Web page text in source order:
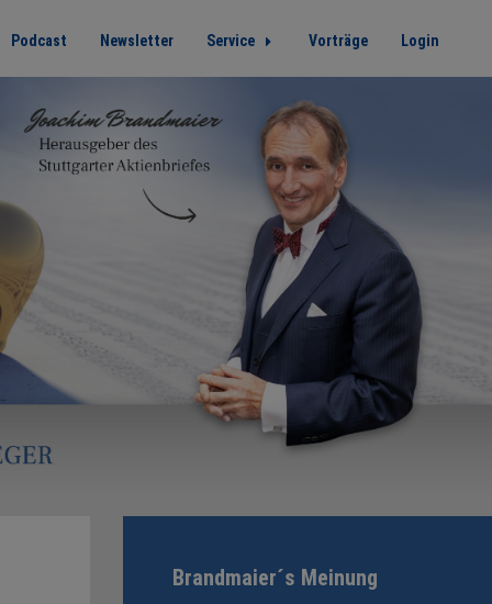
Podcast Newsletter Service Vorträge Login
Brandmaier´s Meinung